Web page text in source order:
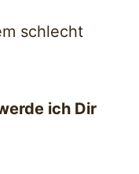
schlecht
ich Dir